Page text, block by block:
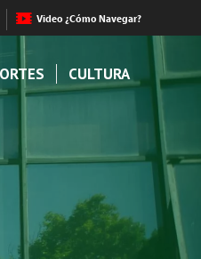
Video ¿Cómo Navegar?
CULTURA